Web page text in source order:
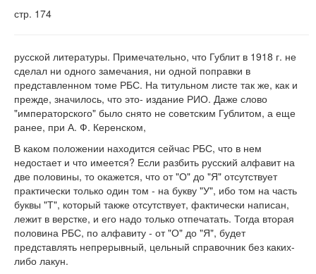
стр. 174
русской литературы. Примечательно, что Гублит в 1918 г. не
сделал ни одного замечания, ни одной поправки в
представленном томе РБС. На титульном листе так же, как и
прежде, значилось, что это- издание РИО. Даже слово
"императорского" было снято не советским Гублитом, а еще
ранее, при А. Ф. Керенском,
В каком положении находится сейчас РБС, что в нем
недостает и что имеется? Если разбить русский алфавит на
две половины, то окажется, что от "О" до "Я" отсутствует
практически только один том - на букву "У", ибо том на часть
буквы "Т", который также отсутствует, фактически написан,
лежит в верстке, и его надо только отпечатать. Тогда вторая
половина РБС, по алфавиту - от "О" до "Я", будет
представлять непрерывный, цельный справочник без каких-
либо лакун.